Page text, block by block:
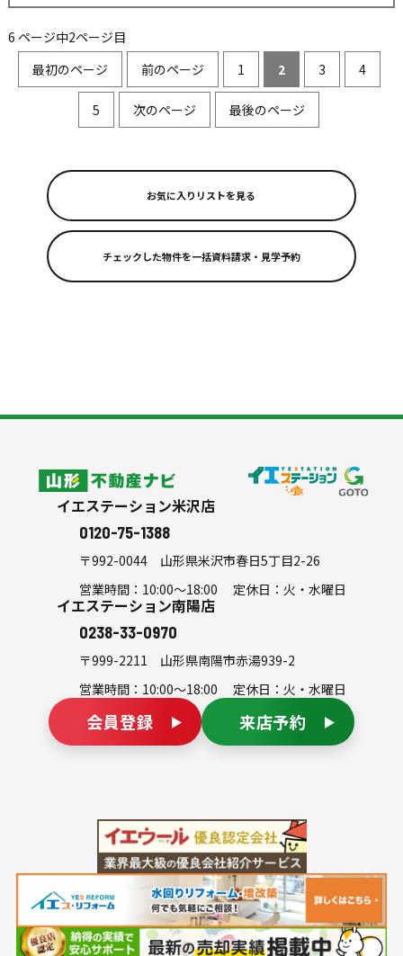
6 ページ中2ページ目
最初のページ
前のページ 1 2 3 4
5 次のページ 最後のページ
お気に入りリストを見る
山形不動産ナビ
イエステーション米沢店
0120-75-1388
〒992-0044
山形県米沢市春日5丁目2-26
営業時間：10:00～18:00 定休日：火・水曜日
イエステーション南陽店
0238-33-0970
〒999-2211
山形県南陽市赤湯939-2
営業時間：10:00～18:00 定休日：火・水曜日
会員登録 来店予約